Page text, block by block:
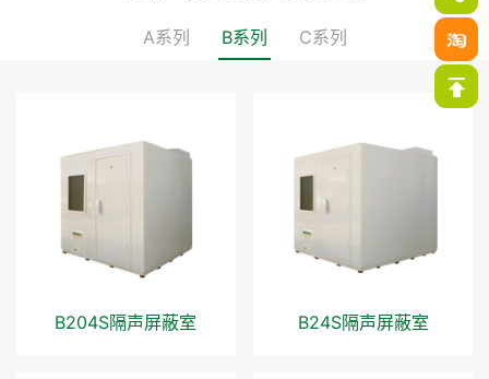
A系列 B系列 C系列
B204S隔声屏蔽室 B24S隔声屏蔽室